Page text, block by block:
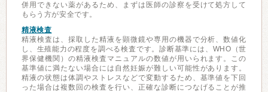
併用できない薬があるため、まずは医師の診察を受けて処方して
もらう方が安全です。
精液検査
精液検査は、採取した精液を顕微鏡や専用の機器で分析、数値化
し、生殖能力の程度を調べる検査です。診断基準には、WHO（世
界保健機関）の精液検査マニュアルの数値が用いられます。この
基準値に満たない場合には自然妊娠が難しい可能性があります。
精液の状態は体調やストレスなどで変動するため、基準値を下回
った場合は複数回の検査を行い、正確な診断につなげることが推